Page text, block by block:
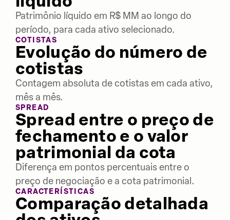
Patrimônio líquido em R$ MM ao longo do
período, para cada ativo selecionado.
COTISTAS
Evolução do número de
cotistas
Contagem absoluta de cotistas em cada ativo,
mês a mês.
SPREAD
Spread entre o preço de
fechamento e o valor
patrimonial da cota
Diferença em pontos percentuais entre o
preço de negociação e a cota patrimonial.
CARACTERÍSTICAS
Comparação detalhada